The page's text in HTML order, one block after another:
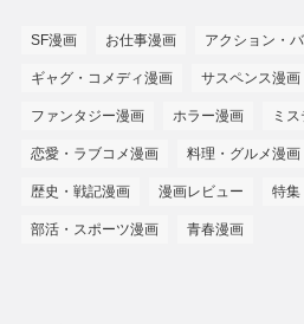
SF漫画 お仕事漫画 アクション・
ギャグ・コメディ漫画 サスペンス漫画
ファンタジー漫画 ホラー漫画 ミ
恋愛・ラブコメ漫画 料理・グルメ漫画
歴史・戦記漫画 漫画レビュー 特集
部活・スポーツ漫画 青春漫画